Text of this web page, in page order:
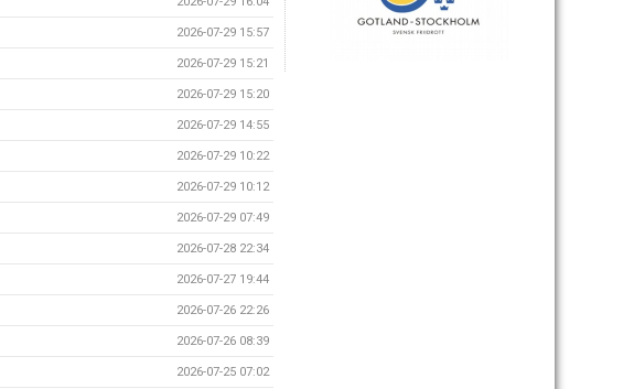
2026-07-29 15:57
2026-07-29 15:21
2026-07-29 15:20
2026-07-29 14:55
2026-07-29 10:22
2026-07-29 10:12
2026-07-29 07:49
2026-07-28 22:34
2026-07-27 19:44
2026-07-26 22:26
2026-07-26 08:39
2026-07-25 07:02